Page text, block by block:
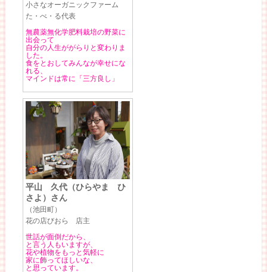
小さなオーガニックファーム
た・べ・る代表
無農薬無化学肥料栽培の野菜に
出会って
自分の人生ががらりと変わりま
した。
食をとおしてみんなが幸せにな
れる、
マインドは常に「三方良し」
平山 久代（ひらやま ひ
さよ）さん
（池田町）
花の店びおら 店主
世話が面倒だから、
と言う人もいますが、
花や植物をもっと気軽に
家に飾ってほしいな、
と思っています。